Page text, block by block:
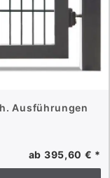
Ausführungen
ab 395,60 € *